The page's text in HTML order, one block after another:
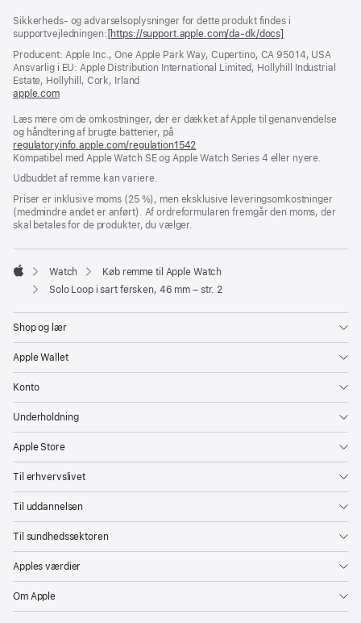
Sikkerheds- og advarselsoplysninger for dette produkt findes i
supportvejledningen: [https://support.apple.com/da-dk/docs]
et
nyt
Producent: Apple Inc., One Apple Park Way, Cupertino, CA 95014, USA
Ansvarlig i EU: Apple Distribution International Limited, Hollyhill Industrial
Estate, Hollyhill, Cork, Irland
apple.com(åbner
et
nyt
vindue)
Læs mere om de omkostninger, der er dækket af Apple til genanvendelse
og håndtering af brugte batterier, på
regulatoryinfo.apple.com/regulation1542
i
vindue)
Kompatibel med Apple Watch SE og Apple Watch Series 4 eller nyere.
Udbuddet af remme kan variere.
Priser er inklusive moms (25 %), men eksklusive leveringsomkostninger
(medmindre andet er anført). Af ordreformularen fremgår den moms, der
skal betales for de produkter, du vælger.
Apple
Watch
Køb remme til Apple Watch
Solo Loop i sart fersken, 46 mm – str. 2
Shop og lær
Apple Wallet
Konto
Underholdning
Apple Store
Til erhvervslivet
Til uddannelsen
Til sundhedssektoren
Apples værdier
Om Apple